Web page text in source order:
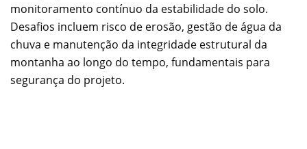
monitoramento contínuo da estabilidade do solo.
Desafios incluem risco de erosão, gestão de água da
chuva e manutenção da integridade estrutural da
montanha ao longo do tempo, fundamentais para
segurança do projeto.